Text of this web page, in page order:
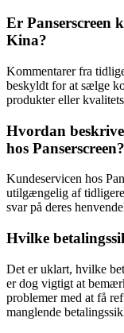
Er Panserscreen
Kina?
Kommentarer fra
beskyldt for at sælge
produkter eller
Hvordan
hos Panserscreen?
Kundeservicen hos
utilgængelig af
svar på deres
Hvilke
Det er uklart, hvilke
er dog vigtigt at
problemer med at få
manglende